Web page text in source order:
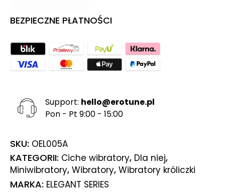
BEZPIECZNE PŁATNOŚCI
Support: hello@erotune.pl
Pon - Pt 9:00 - 15:00
SKU: OEL005A
KATEGORII: Ciche wibratory, Dla niej,
Miniwibratory, Wibratory, Wibratory króliczki
MARKA: ELEGANT SERIES